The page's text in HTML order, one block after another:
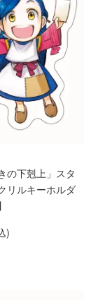
の下剋上」スタ
リルキーホルダ
)